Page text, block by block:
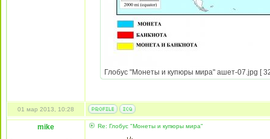
Глобус "Монеты и купюры мира" ашет-07.jpg [
01 мар 2013, 10:28
mike Re: Глобус "Монеты и купюры мира"